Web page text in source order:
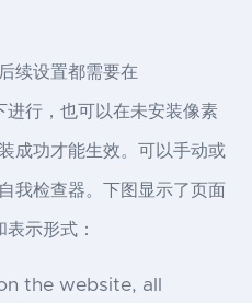
续设置都需要在
进行，也可以在未安装像素
成功才能生效。可以手动或
我检查器。下图显示了页面
表示形式：
the website, all